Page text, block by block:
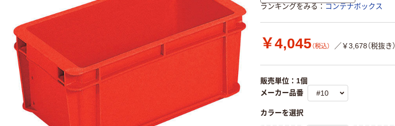
ランキングをみる コンテナボックス
￥4,045 （税込） ／￥3,678（税抜き）
販売単位：1個
メーカー品番
カラーを選択